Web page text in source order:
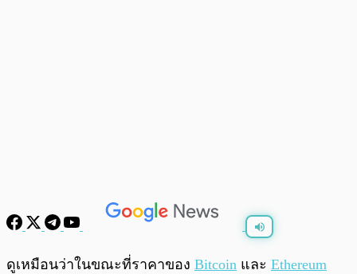
พร้อมเล่น
ดูเหมือนว่าในขณะที่ราคาของ Bitcoin และ Ethereum